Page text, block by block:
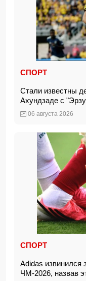
СПОРТ
Стали известны
Ахундзаде с
06 августа 2026
СПОРТ
Adidas извинился
ЧМ-2026, назвав